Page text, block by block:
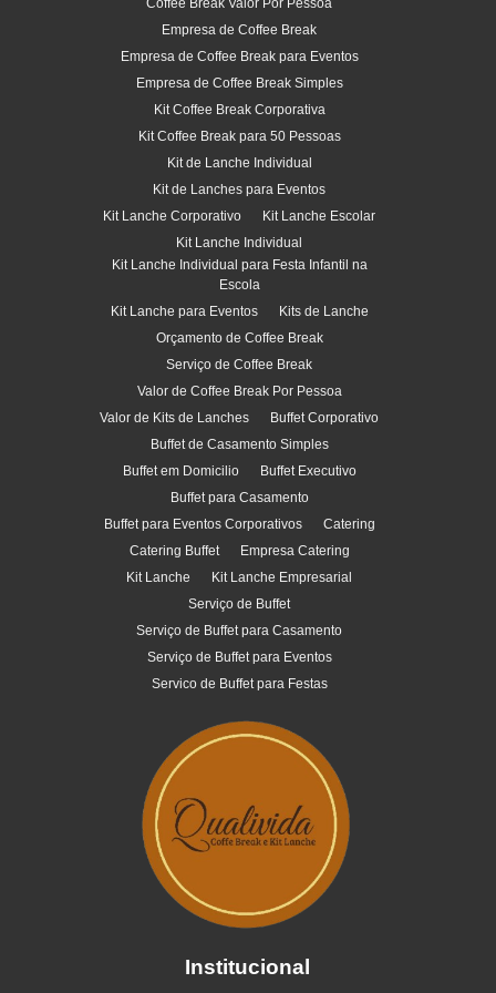
Coffee Break Valor Por Pessoa
Empresa de Coffee Break
Empresa de Coffee Break para Eventos
Empresa de Coffee Break Simples
Kit Coffee Break Corporativa
Kit Coffee Break para 50 Pessoas
Kit de Lanche Individual
Kit de Lanches para Eventos
Kit Lanche Corporativo
Kit Lanche Escolar
Kit Lanche Individual
Kit Lanche Individual para Festa Infantil na
Escola
Kit Lanche para Eventos
Kits de Lanche
Orçamento de Coffee Break
Serviço de Coffee Break
Valor de Coffee Break Por Pessoa
Valor de Kits de Lanches
Buffet Corporativo
Buffet de Casamento Simples
Buffet em Domicilio
Buffet Executivo
Buffet para Casamento
Buffet para Eventos Corporativos
Catering
Catering Buffet
Empresa Catering
Kit Lanche
Kit Lanche Empresarial
Serviço de Buffet
Serviço de Buffet para Casamento
Serviço de Buffet para Eventos
Servico de Buffet para Festas
Institucional